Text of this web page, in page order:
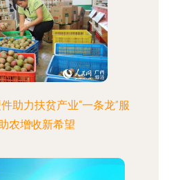
助力扶贫产业“一条龙”服
农增收新希望